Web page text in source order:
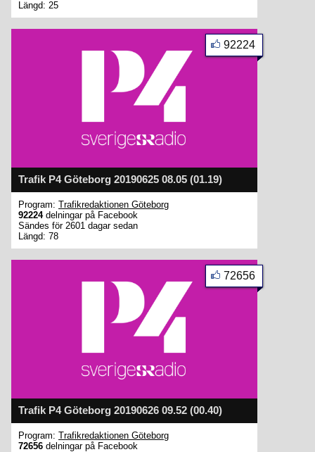
Längd: 25
Trafik P4 Göteborg 20190625 08.05 (01.19)
92224
Program: Trafikredaktionen Göteborg
92224delningar på Facebook
Sändes för 2601 dagar sedan
Längd: 78
Trafik P4 Göteborg 20190626 09.52 (00.40)
72656
Program: Trafikredaktionen Göteborg
72656 delningar på Facebook